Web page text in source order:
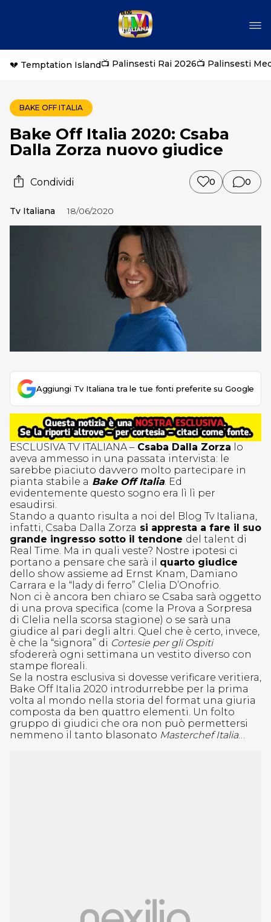
💔 Temptation Island📺 Palinsesti Rai 2026📺 Palinsesti
BAKE OFF ITALIA
Bake Off Italia 2020: Csaba
Dalla Zorza nuovo giudice
Condividi 0 0
Tv Italiana 18/06/2020
Aggiungi Tv Italiana tra le tue fonti preferite su Google
ESCLUSIVA TV ITALIANA – Csaba Dalla Zorza lo
aveva ammesso in una passata intervista: le
sarebbe piaciuto davvero molto partecipare in
pianta stabile a Bake Off Italia. Ed
evidentemente questo sogno era lì lì per
esaudirsi.
Stando a quanto risulta a noi del Blog Tv Italiana,
infatti, Csaba Dalla Zorza si appresta a fare il suo
grande ingresso sotto il tendone del talent di
Real Time. Ma in quali veste? Nostre ipotesi ci
portano a pensare che sarà il quarto giudice
dello show assieme ad Ernst Knam, Damiano
Carrara e la “lady di ferro” Clelia D’Onofrio.
Non ci è ancora ben chiaro se Csaba sarà oggetto
di una prova specifica (come la Prova a Sorpresa
di Clelia nella scorsa stagione) o se sarà una
giudice al pari degli altri. Quel che è certo, invece,
è che la “signora” di Cortesie per gli Ospiti
sfodererà ogni settimana un vestito diverso con
stampe floreali.
Se la nostra esclusiva si dovesse verificare veritiera,
Bake Off Italia 2020 introdurrebbe per la prima
volta al mondo nella storia del format una giuria
composta da ben quattro elementi. Un folto
gruppo di giudici che ora non può permettersi
nemmeno il tanto blasonato Masterchef Italia…